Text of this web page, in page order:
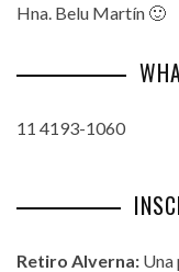
Hna. Belu Martín 🙂
11 4193-1060
Retiro Alverna: Una